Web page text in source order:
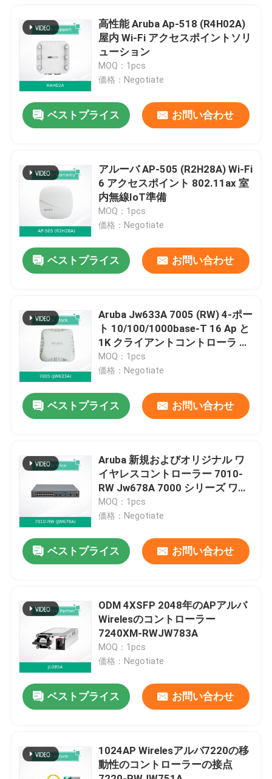
製品
私たちについて
品質管理
ニュース
見積もりを依頼する
高性能 Aruba Ap-518 (R4H02A)
屋内 Wi-Fi アクセスポイントソリ
ューション
MOQ：1pcs
価格：Negotiate
ベストプライス お問い合わせ
アルーバ AP-505 (R2H28A) Wi-Fi
6 アクセスポイント 802.11ax 室
内無線IoT準備
MOQ：1pcs
価格：Negotiate
ベストプライス お問い合わせ
Aruba Jw633A 7005 (RW) 4-ポー
ト 10/100/1000base-T 16 Ap と
1K クライアントコントローラ 新
品・オリジナル
MOQ：1pcs
価格：Negotiate
ベストプライス お問い合わせ
Aruba 新規およびオリジナル ワ
イヤレスコントローラー 7010-
RW Jw678A 7000 シリーズ ワイ
ヤレスコントローラー
MOQ：1pcs
価格：Negotiate
ベストプライス お問い合わせ
ODM 4XSFP 2048年のAPアルバ
Wirelesのコントローラー
7240XM-RWJW783A
MOQ：1pcs
価格：Negotiate
ベストプライス お問い合わせ
1024AP Wirelesアルバ7220の移
動性のコントローラーの接点